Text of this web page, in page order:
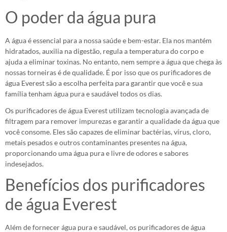
O poder da água pura
A água é essencial para a nossa saúde e bem-estar. Ela nos mantém
hidratados, auxilia na digestão, regula a temperatura do corpo e
ajuda a eliminar toxinas. No entanto, nem sempre a água que chega às
nossas torneiras é de qualidade. É por isso que os purificadores de
água Everest são a escolha perfeita para garantir que você e sua
família tenham água pura e saudável todos os dias.
Os purificadores de água Everest utilizam tecnologia avançada de
filtragem para remover impurezas e garantir a qualidade da água que
você consome. Eles são capazes de eliminar bactérias, vírus, cloro,
metais pesados e outros contaminantes presentes na água,
proporcionando uma água pura e livre de odores e sabores
indesejados.
Benefícios dos purificadores
de água Everest
Além de fornecer água pura e saudável, os purificadores de água